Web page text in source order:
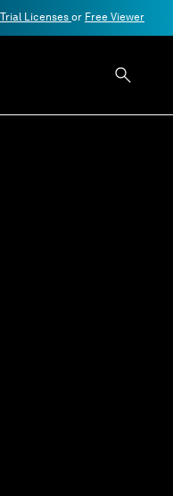
Trial Licenses or Free Viewer